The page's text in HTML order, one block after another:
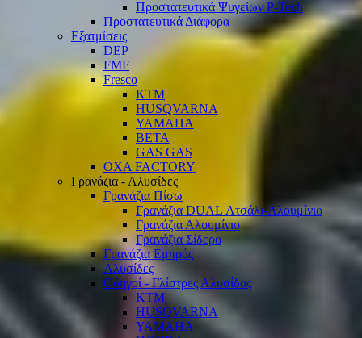
Προστατευτικά Ψυγείων P-Tech
Προστατευτικά Διάφορα
Εξατμίσεις
DEP
FMF
Fresco
KTM
HUSQVARNA
YAMAHA
BETA
GAS GAS
OXA FACTORY
Γρανάζια - Αλυσίδες
Γρανάζια Πίσω
Γρανάζια DUAL Ατσάλι-Αλουμίνιο
Γρανάζια Αλουμίνιο
Γρανάζια Σίδερο
Γρανάζια Εμπρός
Αλυσίδες
Οδηγοί - Γλίστρες Αλυσίδας
KTM
HUSQVARNA
YAMAHA